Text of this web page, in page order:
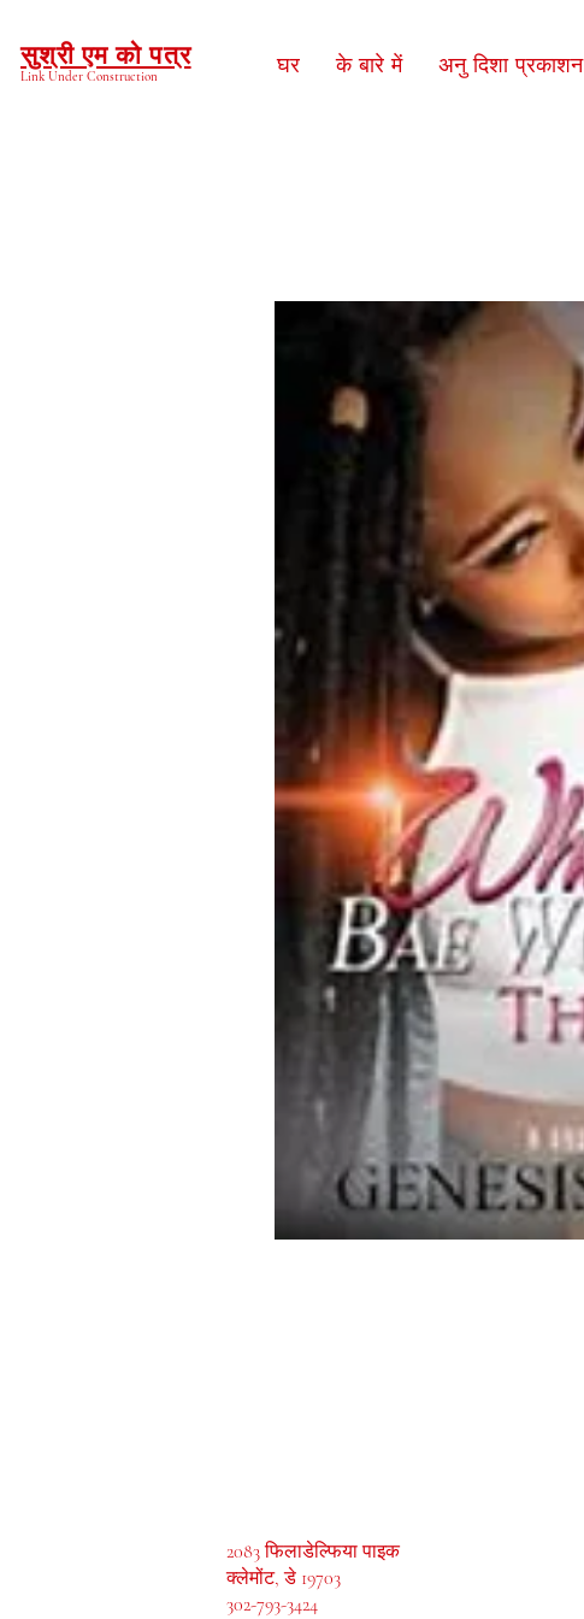
सुश्री एम को पत्र
Link Under Construction घर के बारे में अनु दिशा प्रकाशन
2083 फिलाडेल्फिया पाइक
क्लेमोंट, डे 19703
302-793-3424